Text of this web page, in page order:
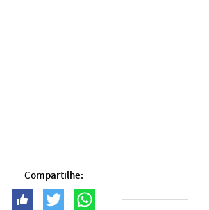
Compartilhe: